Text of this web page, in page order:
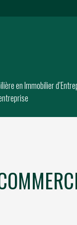
en Immobilier